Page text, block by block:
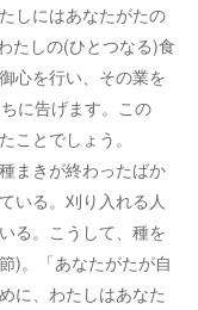
しにはあなたがたの
たしの(ひとつなる)食
心を行い、その業を
に告げます。この
ことでしょう。
まきが終わったばか
いる。刈り入れる人
る。こうして、種を
)。「あなたがたが自
に、わたしはあなた